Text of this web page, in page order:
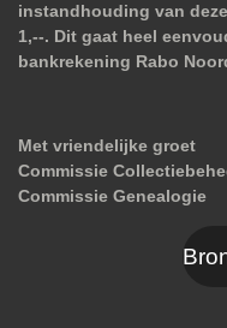
instandhouding van
1,--. Dit gaat heel
bankrekening Rabo
Met vriendelijke groet
Commissie
Commissie Genealogie